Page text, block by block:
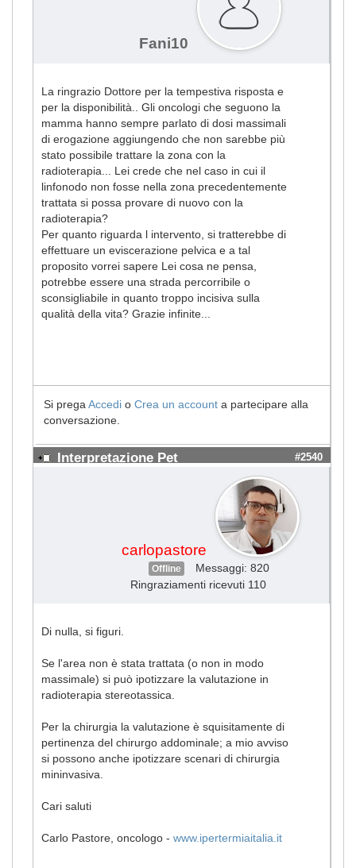
Fani10
La ringrazio Dottore per la tempestiva risposta e
per la disponibilità.. Gli oncologi che seguono la
mamma hanno sempre parlato di dosi massimali
di erogazione aggiungendo che non sarebbe più
stato possibile trattare la zona con la
radioterapia... Lei crede che nel caso in cui il
linfonodo non fosse nella zona precedentemente
trattata si possa provare di nuovo con la
radioterapia?
Per quanto riguarda l intervento, si tratterebbe di
effettuare un eviscerazione pelvica e a tal
proposito vorrei sapere Lei cosa ne pensa,
potrebbe essere una strada percorribile o
sconsigliabile in quanto troppo incisiva sulla
qualità della vita? Grazie infinite...
Si prega Accedi o Crea un account a partecipare alla
conversazione.
Interpretazione Pet #2540
carlopastore
Offline
Messaggi: 820
Ringraziamenti ricevuti 110
Di nulla, si figuri.
Se l'area non è stata trattata (o non in modo
massimale) si può ipotizzare la valutazione in
radioterapia stereotassica.
Per la chirurgia la valutazione è squisitamente di
pertinenza del chirurgo addominale; a mio avviso
si possono anche ipotizzare scenari di chirurgia
mininvasiva.
Cari saluti
Carlo Pastore, oncologo - www.ipertermiaitalia.it